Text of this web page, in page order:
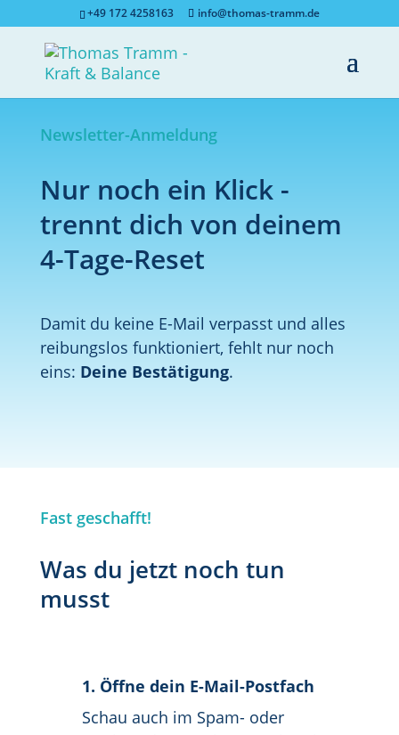
+49 172 4258163 info@thomas-tramm.de
Newsletter-Anmeldung
Nur noch ein Klick -
trennt dich von deinem
4-Tage-Reset
Damit du keine E-Mail verpasst und alles
reibungslos funktioniert, fehlt nur noch
eins: Deine Bestätigung.
Fast geschafft!
Was du jetzt noch tun
musst
1. Öffne dein E-Mail-Postfach
Schau auch im Spam- oder